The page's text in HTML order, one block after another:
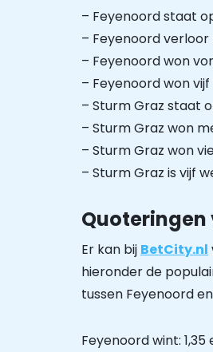
– Feyenoord staat
– Feyenoord verloor
– Feyenoord won
– Feyenoord won
– Sturm Graz staat
– Sturm Graz won
– Sturm Graz won
– Sturm Graz is vijf
Quoteringen
Er kan bij BetCity.nl
hieronder de
tussen Feyenoord
Feyenoord wint: 1,35